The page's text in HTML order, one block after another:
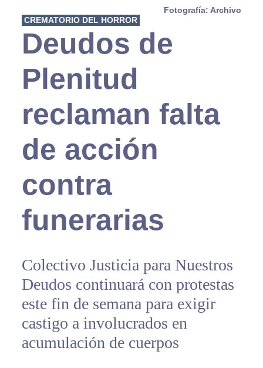
Fotografía: Archivo
CREMATORIO DEL HORROR
Deudos de
Plenitud
reclaman falta
de acción
contra
funerarias
Colectivo Justicia para Nuestros
Deudos continuará con protestas
este fin de semana para exigir
castigo a involucrados en
acumulación de cuerpos